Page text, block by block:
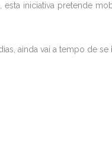
esta iniciativa pretende
ainda vai a tempo de se